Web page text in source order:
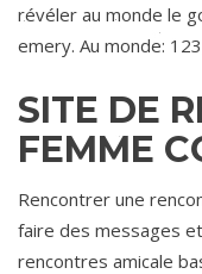
révéler au monde le
emery. Au monde:
SITE DE
FEMME
Rencontrer une
faire des messages
rencontres amicale